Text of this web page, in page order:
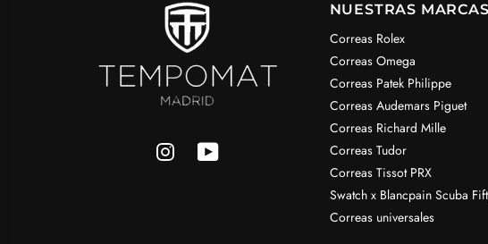
NUESTRAS MARCAS
Correas Rolex
Correas Omega
Correas Patek Philippe
Correas Audemars Piguet
Correas Richard Mille
Correas Tudor
Correas Tissot PRX
Swatch x Blancpain Scuba
Correas universales